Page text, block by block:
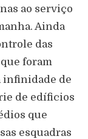
ao serviço
Ainda
das
foram
infinidade de
de edíficios
que
esquadras